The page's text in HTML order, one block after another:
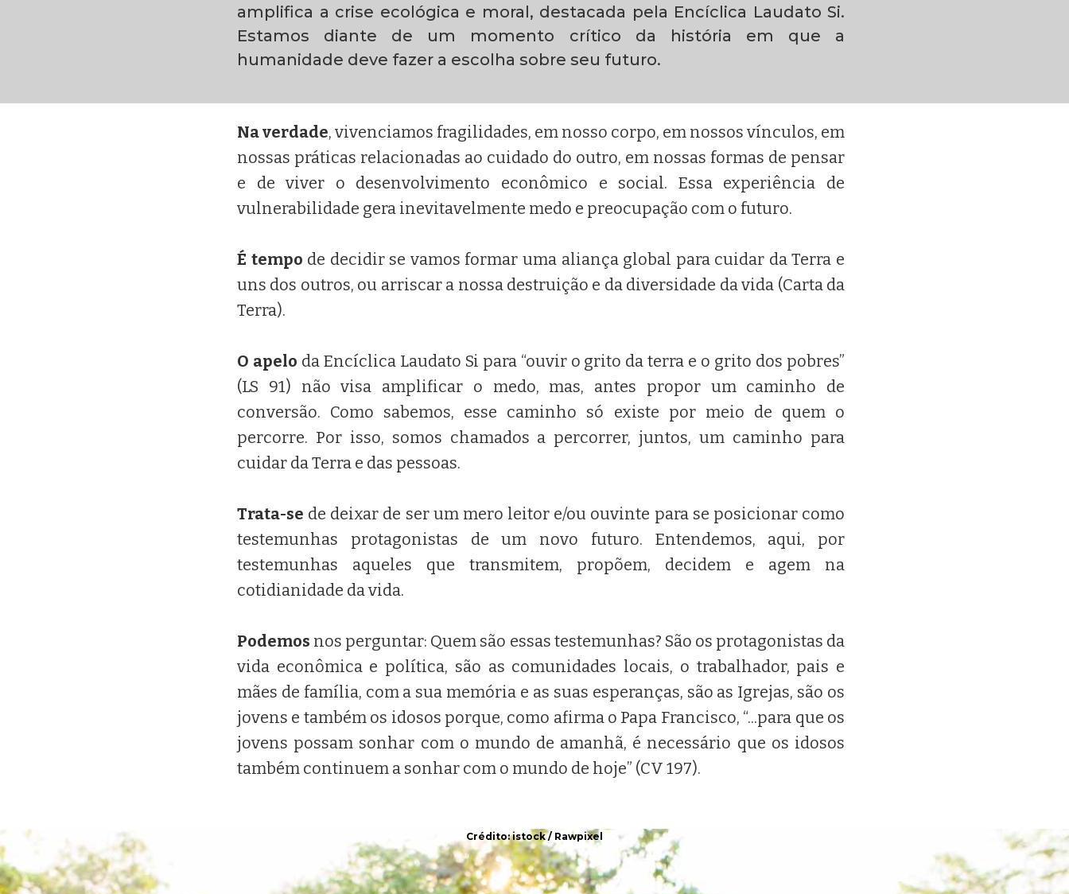
amplifica a crise ecológica e moral, destacada pela Encíclica Laudato Si.
Estamos diante de um momento crítico da história em que a
humanidade deve fazer a escolha sobre seu futuro.
Na verdade, vivenciamos fragilidades, em nosso corpo, em nossos vínculos, em
nossas práticas relacionadas ao cuidado do outro, em nossas formas de pensar
e de viver o desenvolvimento econômico e social. Essa experiência de
vulnerabilidade gera inevitavelmente medo e preocupação com o futuro.
É tempo de decidir se vamos formar uma aliança global para cuidar da Terra e
uns dos outros, ou arriscar a nossa destruição e da diversidade da vida (Carta da
Terra).
O apelo da Encíclica Laudato Si para “ouvir o grito da terra e o grito dos pobres”
(LS 91) não visa amplificar o medo, mas, antes propor um caminho de
conversão. Como sabemos, esse caminho só existe por meio de quem o
percorre. Por isso, somos chamados a percorrer, juntos, um caminho para
cuidar da Terra e das pessoas.
Trata-se de deixar de ser um mero leitor e/ou ouvinte para se posicionar como
testemunhas protagonistas de um novo futuro. Entendemos, aqui, por
testemunhas aqueles que transmitem, propõem, decidem e agem na
cotidianidade da vida.
Podemos nos perguntar: Quem são essas testemunhas? São os protagonistas da
vida econômica e política, são as comunidades locais, o trabalhador, pais e
mães de família, com a sua memória e as suas esperanças, são as Igrejas, são os
jovens e também os idosos porque, como afirma o Papa Francisco, “...para que os
jovens possam sonhar com o mundo de amanhã, é necessário que os idosos
também continuem a sonhar com o mundo de hoje” (CV 197).
Crédito: istock / Rawpixel